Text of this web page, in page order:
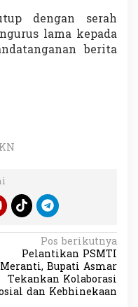
dengan serah
lama kepada
berita
Pos berikutnya
Pelantikan PSMTI
Meranti, Bupati Asmar
Tekankan Kolaborasi
dan Kebhinekaan